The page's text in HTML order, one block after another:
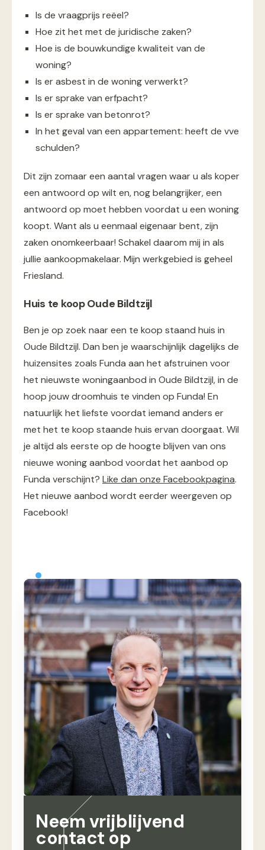
Is de vraagprijs reëel?
Hoe zit het met de juridische zaken?
Hoe is de bouwkundige kwaliteit van de
woning?
Is er asbest in de woning verwerkt?
Is er sprake van erfpacht?
Is er sprake van betonrot?
In het geval van een appartement: heeft de vve
schulden?
Dit zijn zomaar een aantal vragen waar u als koper
een antwoord op wilt en, nog belangrijker, een
antwoord op moet hebben voordat u een woning
koopt. Want als u eenmaal eigenaar bent, zijn
zaken onomkeerbaar! Schakel daarom mij in als
jullie aankoopmakelaar. Mijn werkgebied is geheel
Friesland.
Huis te koop Oude Bildtzijl
Ben je op zoek naar een te koop staand huis in
Oude Bildtzijl. Dan ben je waarschijnlijk dagelijks de
huizensites zoals Funda aan het afstruinen voor
het nieuwste woningaanbod in Oude Bildtzijl, in de
hoop jouw droomhuis te vinden op Funda! En
natuurlijk het liefste voordat iemand anders er
met het te koop staande huis ervan doorgaat. Wil
je altijd als eerste op de hoogte blijven van ons
nieuwe woning aanbod voordat het aanbod op
Funda verschijnt? Like dan onze Facebookpagina.
Het nieuwe aanbod wordt eerder weergeven op
Facebook!
Neem vrijblijvend
contact op